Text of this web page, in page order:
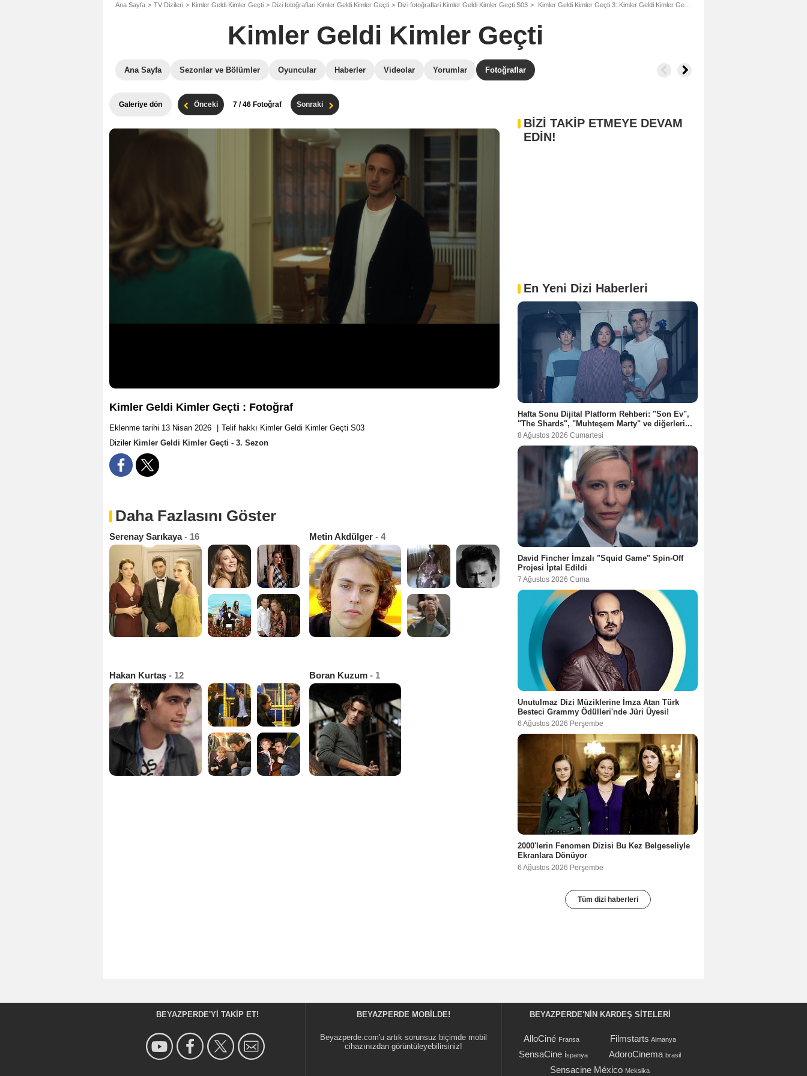
Ana Sayfa TV Dizileri Kimler Geldi Kimler Geçti Dizi fotoğraflari Kimler Geldi Kimler Geçti Dizi fotoğraflari Kimler Geldi Kimler Geçti S03 Kimler Geldi Kimler Geçti 3: Kimler Geldi Kimler Geçti : Fotoğraf
Kimler Geldi Kimler Geçti
Ana Sayfa Sezonlar ve Bölümler Oyuncular Haberler Videolar Yorumlar Fotoğraflar
Galeriye dön Önceki 7 / 46 Fotoğraf Sonraki
Kimler Geldi Kimler Geçti : Fotoğraf
Eklenme tarihi 13 Nisan 2026
Telif hakkı Kimler Geldi Kimler Geçti S03
Diziler Kimler Geldi Kimler Geçti - 3. Sezon
Daha Fazlasını Göster
Serenay Sarıkaya- 16 Metin Akdülger - 4
Hakan Kurtaş - 12 Boran Kuzum - 1
BİZİ TAKİP ETMEYE DEVAM
EDİN!
En Yeni Dizi Haberleri
Hafta Sonu Dijital Platform Rehberi: "Son Ev",
"The Shards", "Muhteşem Marty" ve diğerleri...
8 Ağustos 2026 Cumartesi
David Fincher İmzalı "Squid Game" Spin-Off
Projesi İptal Edildi
7 Ağustos 2026 Cuma
Unutulmaz Dizi Müziklerine İmza Atan Türk
Besteci Grammy Ödülleri'nde Jüri Üyesi!
6 Ağustos 2026 Perşembe
2000'lerin Fenomen Dizisi Bu Kez Belgeseliyle
Ekranlara Dönüyor
6 Ağustos 2026 Perşembe
Tüm dizi haberleri
BEYAZPERDE'YI TAKIP ET! BEYAZPERDE MOBILDE!
Beyazperde.com'u artık sorunsuz biçimde mobil
cihazınızdan görüntüleyebilirsiniz!
BEYAZPERDE'NIN KARDEŞ SİTELERİ
AlloCiné Fransa Filmstarts Almanya
SensaCine İspanya AdoroCinema brasil
Sensacine México Meksika